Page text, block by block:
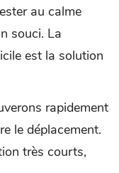
au calme
souci. La
est la solution
rapidement
le déplacement.
très courts,